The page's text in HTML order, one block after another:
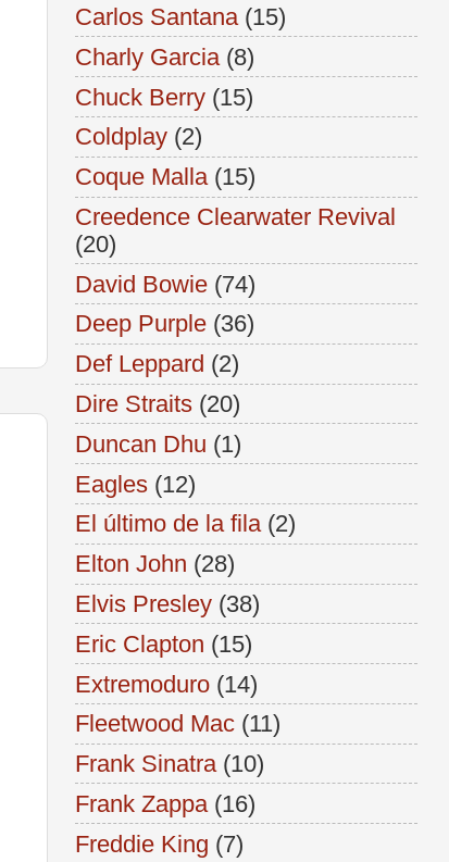
Carlos Santana (15)
Charly Garcia (8)
Chuck Berry (15)
Coldplay (2)
Coque Malla (15)
Creedence Clearwater Revival
(20)
David Bowie (74)
Deep Purple (36)
Def Leppard (2)
Dire Straits (20)
Duncan Dhu (1)
Eagles (12)
El último de la fila (2)
Elton John (28)
Elvis Presley (38)
Eric Clapton (15)
Extremoduro (14)
Fleetwood Mac (11)
Frank Sinatra (10)
Frank Zappa (16)
Freddie King (7)